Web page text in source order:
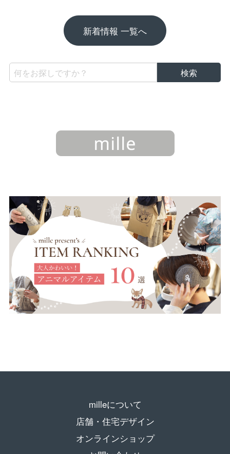
新着情報 一覧へ
milleについて
店舗・住宅デザイン
オンラインショップ